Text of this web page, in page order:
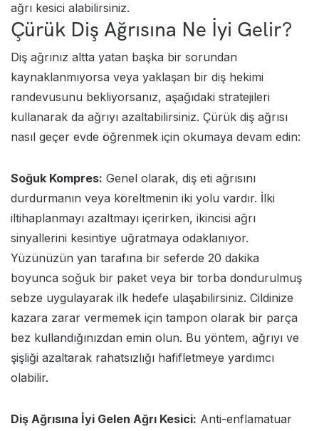
ağrı kesici alabilirsiniz.
Çürük Diş Ağrısına Ne İyi Gelir?
Diş ağrınız altta yatan başka bir sorundan
kaynaklanmıyorsa veya yaklaşan bir diş hekimi
randevusunu bekliyorsanız, aşağıdaki stratejileri
kullanarak da ağrıyı azaltabilirsiniz. Çürük diş ağrısı
nasıl geçer evde öğrenmek için okumaya devam edin:
Soğuk Kompres: Genel olarak, diş eti ağrısını
durdurmanın veya köreltmenin iki yolu vardır. İlki
iltihaplanmayı azaltmayı içerirken, ikincisi ağrı
sinyallerini kesintiye uğratmaya odaklanıyor.
Yüzünüzün yan tarafına bir seferde 20 dakika
boyunca soğuk bir paket veya bir torba dondurulmuş
sebze uygulayarak ilk hedefe ulaşabilirsiniz. Cildinize
kazara zarar vermemek için tampon olarak bir parça
bez kullandığınızdan emin olun. Bu yöntem, ağrıyı ve
şişliği azaltarak rahatsızlığı hafifletmeye yardımcı
olabilir.
Diş Ağrısına İyi Gelen Ağrı Kesici: Anti-enflamatuar